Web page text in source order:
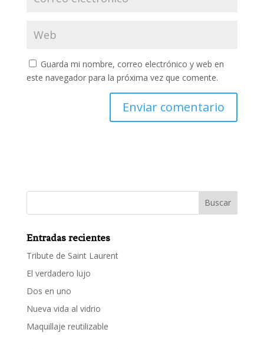
Guarda mi nombre, correo electrónico y web en
este navegador para la próxima vez que comente.
Entradas recientes
Tribute de Saint Laurent
El verdadero lujo
Dos en uno
Nueva vida al vidrio
Maquillaje reutilizable